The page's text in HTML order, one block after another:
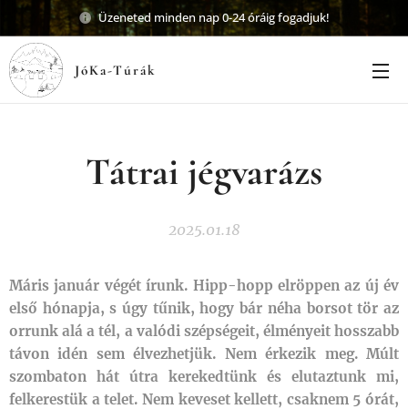
Üzeneted minden nap 0-24 óráig fogadjuk!
JóKa-Túrák
Tátrai jégvarázs
2025.01.18
Máris január végét írunk. Hipp-hopp elröppen az új év
első hónapja, s úgy tűnik, hogy bár néha borsot tör az
orrunk alá a tél, a valódi szépségeit, élményeit hosszabb
távon idén sem élvezhetjük. Nem érkezik meg. Múlt
szombaton hát útra kerekedtünk és elutaztunk mi,
felkerestük a telet. Nem keveset kellett, csaknem 5 órát,